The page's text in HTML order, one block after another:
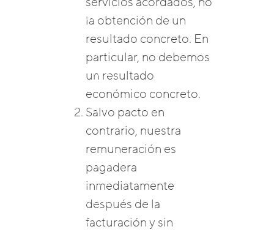
Laboratorios
SystemsMind
Programas Para
WorkingMind
Programas Para
Organizaciones
Campeones De
Mindfulness –
la obtención de un
resultado concreto. En
particular, no debemos
un resultado
económico concreto.
Salvo pacto en
contrario, nuestra
remuneración es
pagadera
inmediatamente
después de la
facturación y sin